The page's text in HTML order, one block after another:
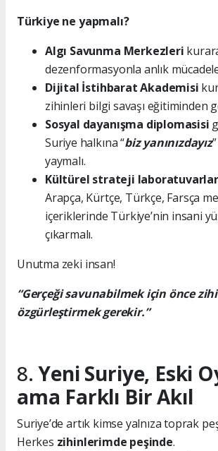
Türkiye ne yapmalı?
Algı Savunma Merkezleri
dezenformasyonla anlık
Dijital İstihbarat Akademisi
zihinleri bilgi savaşı eğitiminden
Sosyal dayanışma diplomasisi
Suriye halkına “biz yanınızdayız
yaymalı.
Kültürel strateji
Arapça, Kürtçe, Türkçe, Farsça
içeriklerinde Türkiye’nin insani
çıkarmalı.
Unutma zeki insan!
“Gerçeği savunabilmek için önce
özgürleştirmek gerekir.”
8.Yeni Suriye, Eski
ama Farklı Bir Akıl
Suriye’de artık kimse yalnıza toprak
Herkes zihinlerimde peşinde.